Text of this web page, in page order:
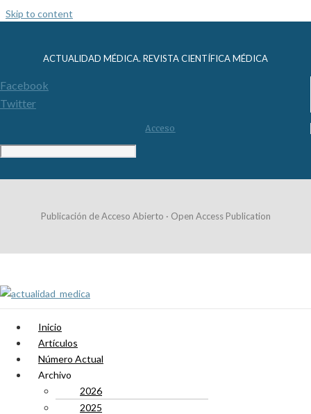
Skip to content
ACTUALIDAD MÉDICA. REVISTA CIENTÍFICA MÉDICA
Facebook
Twitter
Acceso
Publicación de Acceso Abierto · Open Access Publication
Inicio
Artículos
Número Actual
Archivo
2026
2025